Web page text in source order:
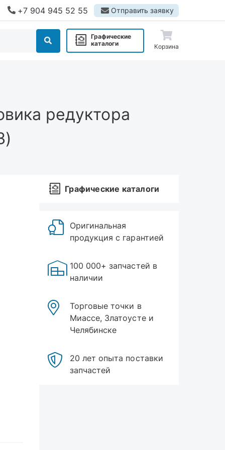
+7 904 945 52 55 Отправить заявку
Графические
каталоги
Корзина
редуктора
Графические каталоги
Оригинальная
продукция с гарантией
100 000+ запчастей в
наличии
Торговые точки в
Миассе, Златоусте и
Челябинске
20 лет опыта поставки
запчастей